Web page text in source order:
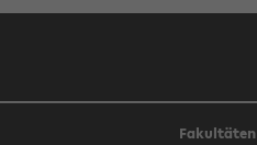
Fakultäten